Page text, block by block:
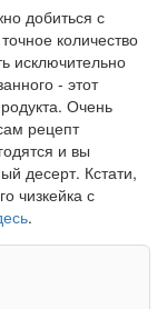
добиться с
количество
исключительно
- этот
Очень
рецепт
и вы
десерт. Кстати,
чизкейка с
.